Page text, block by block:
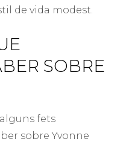
de vida modest.
SOBRE
fets
sobre Yvonne